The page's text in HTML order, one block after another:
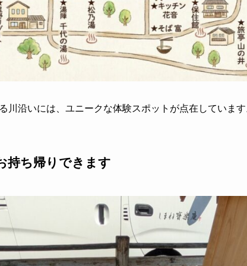
川沿いには、ユニークな体験スポットが点在していま
持ち帰りできます